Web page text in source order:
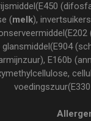
(melk),
E160b